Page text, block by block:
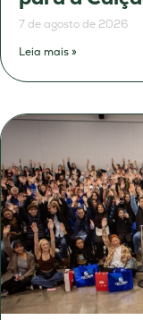
7 de agosto de 2026
Leia mais »